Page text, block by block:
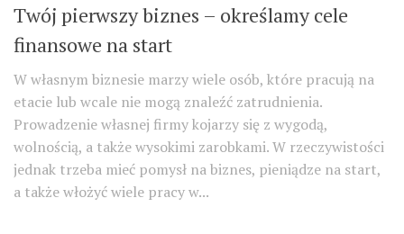
Twój pierwszy biznes – określamy cele
finansowe na start
W własnym biznesie marzy wiele osób, które pracują na
etacie lub wcale nie mogą znaleźć zatrudnienia.
Prowadzenie własnej firmy kojarzy się z wygodą,
wolnością, a także wysokimi zarobkami. W rzeczywistości
jednak trzeba mieć pomysł na biznes, pieniądze na start,
a także włożyć wiele pracy w...